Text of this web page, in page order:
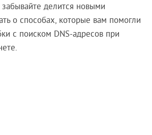
делится новыми
о способах, которые вам помогли
с поиском DNS-адресов при